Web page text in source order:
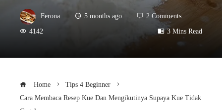
Ferona 5 months ago 2 Comments
4142 3 Mins Read
Home
Tips 4 Beginner
Cara Membaca Resep Kue Dan Mengikutinya Supaya Kue Tidak